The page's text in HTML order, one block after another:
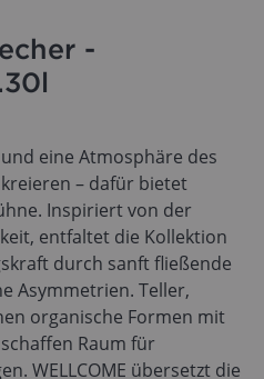
-
eine Atmosphäre des
– dafür bietet
Inspiriert von der
entfaltet die Kollektion
durch sanft fließende
Asymmetrien. Teller,
organische Formen mit
Raum für
WELLCOME übersetzt die